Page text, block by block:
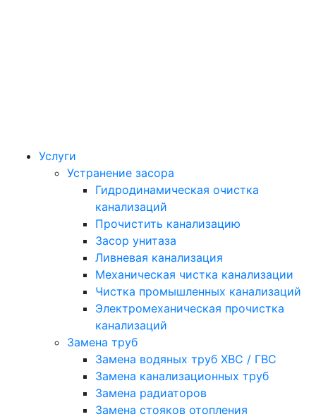
Услуги
Устранение засора
Гидродинамическая очистка
канализаций
Прочистить канализацию
Засор унитаза
Ливневая канализация
Механическая чистка канализации
Чистка промышленных канализаций
Электромеханическая прочистка
канализаций
Замена труб
Замена водяных труб ХВС / ГВС
Замена канализационных труб
Замена радиаторов
Замена стояков отопления